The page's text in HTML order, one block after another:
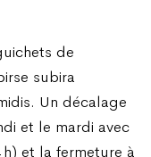
de
subira
Un décalage
et le mardi avec
et la fermeture à